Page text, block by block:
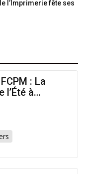
l’Imprimerie fête ses
: La
l’Été à